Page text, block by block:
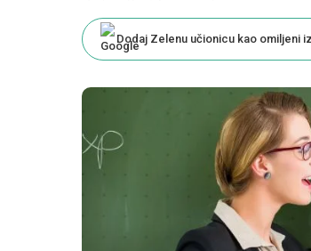
Dodaj Zelenu učionicu kao omiljeni